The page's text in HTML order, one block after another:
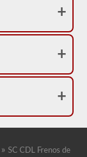
» SC CDL Frenos de